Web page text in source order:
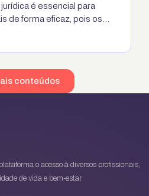
é essencial para
de forma eficaz, pois os
Primeiramente, um
pode fornecer um
sejam protegidos da
Além disso, a orientação
problemas legais futuros,
conteúdos
o acesso à diversos profissionais,
de vida e bem-estar.